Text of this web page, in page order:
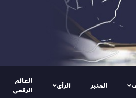
المنبر الرأى
العالم
الرقمى